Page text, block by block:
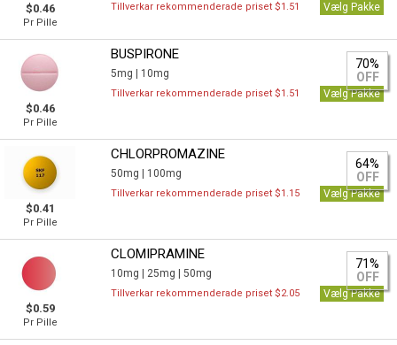
$0.46
Pr Pille
Tillverkar rekommenderade priset $1.51 Vælg Pakke
$0.46
Pr Pille
BUSPIRONE
5mg | 10mg
70%
OFF
Tillverkar rekommenderade priset $1.51 Vælg Pakke
$0.41
Pr Pille
CHLORPROMAZINE
50mg | 100mg
64%
OFF
Tillverkar rekommenderade priset $1.15 Vælg Pakke
$0.59
Pr Pille
CLOMIPRAMINE
10mg | 25mg |50mg
71%
OFF
Tillverkar rekommenderade priset $2.05 Vælg Pakke